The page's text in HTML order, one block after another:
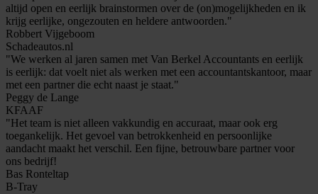
altijd open en eerlijk brainstormen over de (on)mogelijkheden en ik
krijg eerlijke, ongezouten en heldere antwoorden."
Robbert Vijgeboom
Schadeautos.nl
"We werken al jaren samen met Van Berkel Accountants en eerlijk
is eerlijk: dat voelt niet als werken met een accountantskantoor, maar
met een partner die echt naast je staat."
Peggy de Lange
KFAAF
"Het team is niet alleen vakkundig en accuraat, maar ook erg
toegankelijk. Het gevoel van betrokkenheid en persoonlijke
aandacht maakt het verschil. Een fijne, betrouwbare partner voor
ons bedrijf!
Bas Ronteltap
B-Tray